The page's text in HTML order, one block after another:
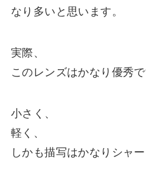
なり多いと思います。
実際、
このレンズはかなり優秀で
小さく、
軽く、
しかも描写はかなりシャー